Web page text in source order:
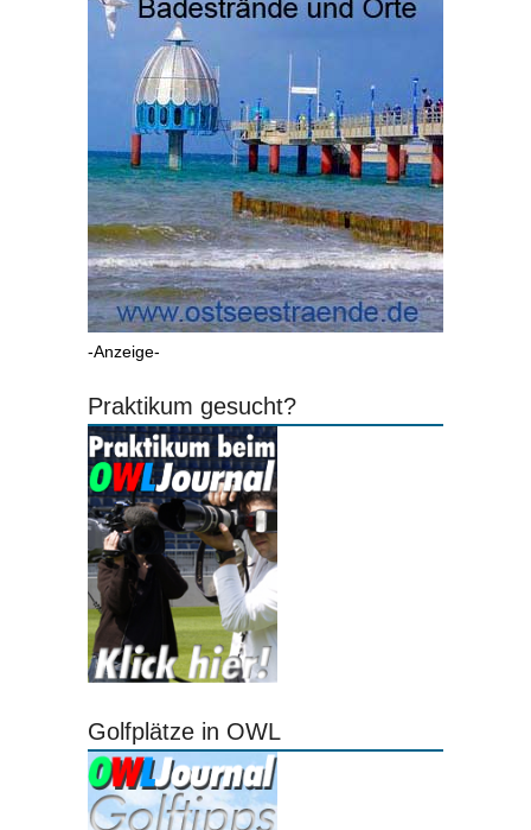
-Anzeige-
Praktikum gesucht?
Golfplätze in OWL